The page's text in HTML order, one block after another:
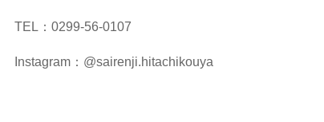
TEL：0299-56-0107
Instagram：@sairenji.hitachikouya